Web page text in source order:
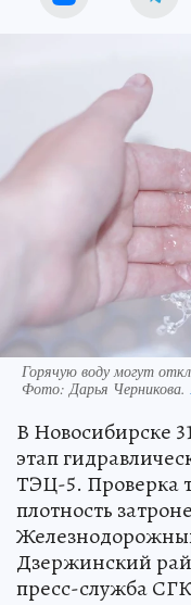
Горячую воду могут
Фото:Дарья Черникова.
В Новосибирске
этап
ТЭЦ-5. Проверка
плотность
Дзержинский
пресс-служба